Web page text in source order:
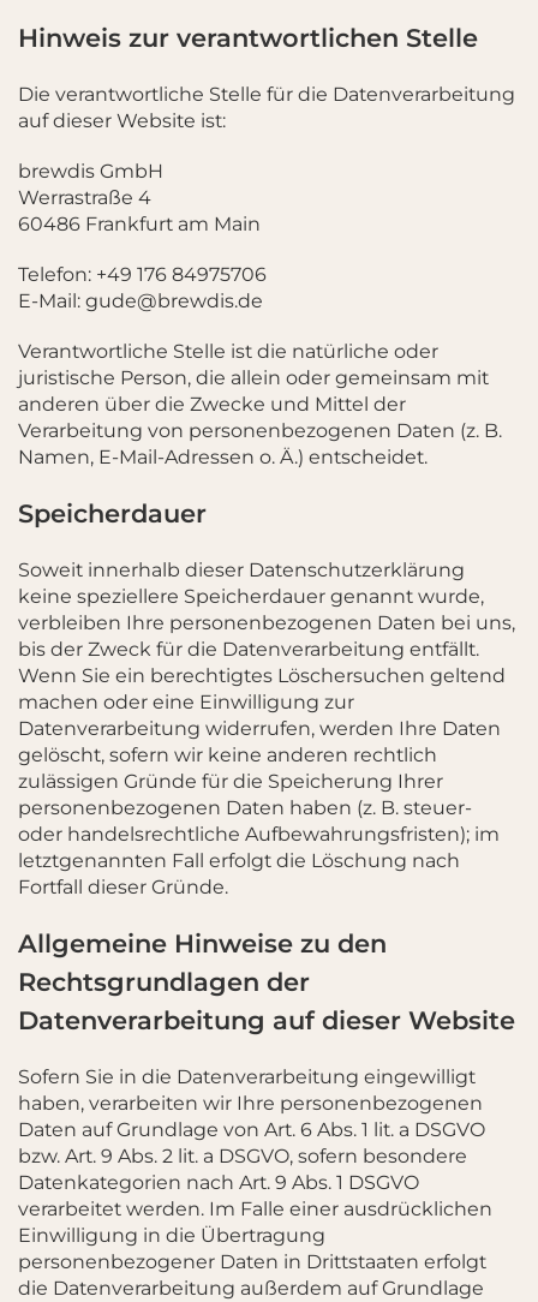
Hinweis zur verantwortlichen Stelle
Die verantwortliche Stelle für die Datenverarbeitung
auf dieser Website ist:
brewdis GmbH
Werrastraße 4
60486 Frankfurt am Main
Telefon: +49 176 84975706
E-Mail: gude@brewdis.de
Verantwortliche Stelle ist die natürliche oder
juristische Person, die allein oder gemeinsam mit
anderen über die Zwecke und Mittel der
Verarbeitung von personenbezogenen Daten (z. B.
Namen, E-Mail-Adressen o. Ä.) entscheidet.
Speicherdauer
Soweit innerhalb dieser Datenschutzerklärung
keine speziellere Speicherdauer genannt wurde,
verbleiben Ihre personenbezogenen Daten bei uns,
bis der Zweck für die Datenverarbeitung entfällt.
Wenn Sie ein berechtigtes Löschersuchen geltend
machen oder eine Einwilligung zur
Datenverarbeitung widerrufen, werden Ihre Daten
gelöscht, sofern wir keine anderen rechtlich
zulässigen Gründe für die Speicherung Ihrer
personenbezogenen Daten haben (z. B. steuer-
oder handelsrechtliche Aufbewahrungsfristen); im
letztgenannten Fall erfolgt die Löschung nach
Fortfall dieser Gründe.
Allgemeine Hinweise zu den
Rechtsgrundlagen der
Datenverarbeitung auf dieser Website
Sofern Sie in die Datenverarbeitung eingewilligt
haben, verarbeiten wir Ihre personenbezogenen
Daten auf Grundlage von Art. 6 Abs. 1 lit. a DSGVO
bzw. Art. 9 Abs. 2 lit. a DSGVO, sofern besondere
Datenkategorien nach Art. 9 Abs. 1 DSGVO
verarbeitet werden. Im Falle einer ausdrücklichen
Einwilligung in die Übertragung
personenbezogener Daten in Drittstaaten erfolgt
die Datenverarbeitung außerdem auf Grundlage